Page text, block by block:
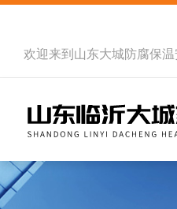
欢迎来到 山东大城防腐保